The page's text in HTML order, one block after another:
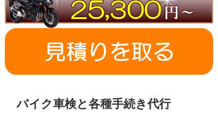
バイク車検と各種手続き代行